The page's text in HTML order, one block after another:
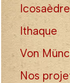
Icosaèdre
Ithaque
Von
Nos